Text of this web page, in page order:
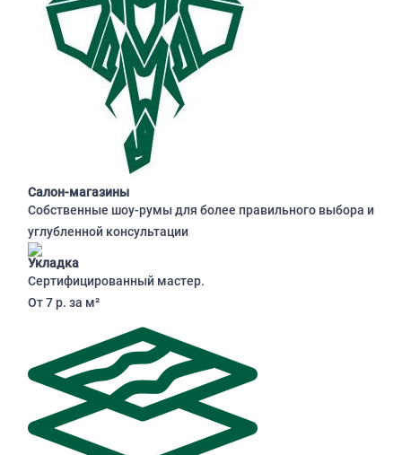
Салон-магазины
Собственные шоу-румы для более правильного выбора и
углубленной консультации
Укладка
Сертифицированный мастер.
От 7 р. за м²